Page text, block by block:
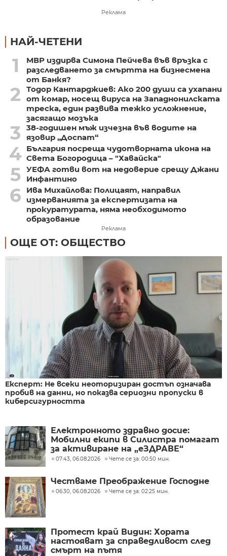
Реклама
НАЙ-ЧЕТЕНИ
1
МВР издирва Симона Пейчева във връзка с
разследването за смъртта на бизнесмена
от Банкя?
2
Тодор Кантарджиев: Ако 200 души са ухапани
от комар, носещ вируса на Западнонилската
треска, един развива тежко усложнение,
засягащо мозъка
3
38-годишен мъж изчезна във водите на
язовир „Доспат“
4 България посреща чудотворната икона на
Света Богородица – "Хавайска"
5 УЕФА готви вот на недоверие срещу Джани
Инфантино
6
Ива Михайлова: Полицаят, направил
измерванията за експертизата на
прокуратурата, няма необходимото
образование
Реклама
ОЩЕ ОТ: ОБЩЕСТВО
Експерт: Не всеки неоторизиран достъп означава
пробив на данни, но показва сериозни пропуски в
киберсигурността
Електронното здравно досие:
Мобилни екипи в Силистра помагат
за активиране на „еЗДРАВЕ“
07:43, 06.08.2026 Чете се за: 00:50 мин.
Честваме Преображение Господне
06:30, 06.08.2026 Чете се за: 02:25 мин.
Протест край Видин: Хората
настояват за справедливост след
смърт на пътя